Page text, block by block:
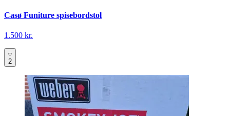
Casø Funiture spisebordstol
1.500 kr.
2